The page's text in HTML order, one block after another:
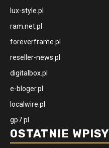
lux-style.pl
ram.net.pl
foreverframe.pl
reseller-news.pl
digitalbox.pl
e-bloger.pl
localwire.pl
gp7.pl
OSTATNIE WPISY